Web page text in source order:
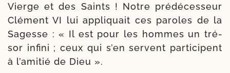
Vierge et des Saints ! Notre pré­dé­ces­seur
Clément VI lui appli­quait ces paroles de la
Sagesse : « Il est pour les hommes un tré­
sor infi­ni ; ceux qui s’en servent par­ti­cipent
à l’amitié de Dieu ».